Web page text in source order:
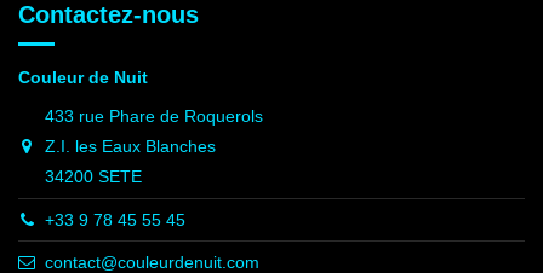
Contactez-nous
Couleur de Nuit
433 rue Phare de Roquerols
Z.I. les Eaux Blanches
34200 SETE
+33 9 78 45 55 45
contact@couleurdenuit.com